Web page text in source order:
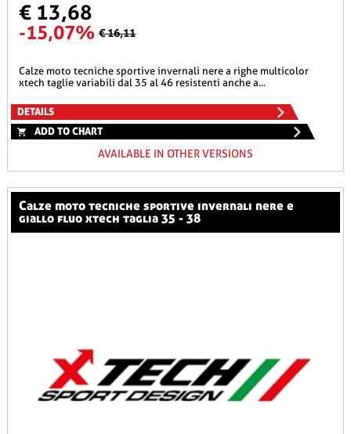
€ 13,68
-15,07% € 16,11
calze moto tecniche sportive invernali nere a righe multicolor
xtech taglie variabili dal 35 al 46 resistenti anche a...
DETAILS
ADD TO CHART
AVAILABLE IN OTHER VERSIONS
calze moto tecniche sportive invernali nere e
giallo fluo xtech taglia 35 - 38